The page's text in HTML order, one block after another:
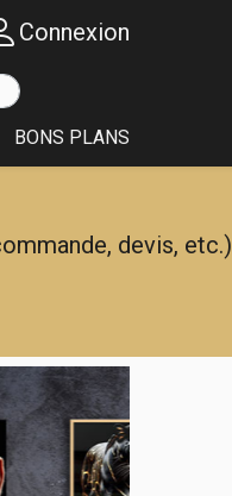
Connexion
BONS PLANS
devis, etc.)